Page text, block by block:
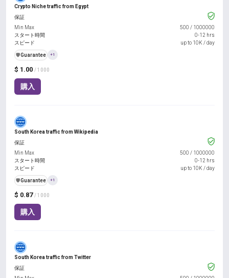
Crypto Niche traffic from Egypt
$ 1.00 / 1000
購入
保証
Min Max
500 / 1000000
スタート時間
0-12 hrs
スピード
up to 10K / day
️🛡️Guarantee +1
South Korea traffic from Wikipedia
$ 0.87 / 1000
購入
保証
Min Max
500 / 1000000
スタート時間
0-12 hrs
スピード
up to 10K / day
️🛡️Guarantee +1
South Korea traffic from Twitter
保証